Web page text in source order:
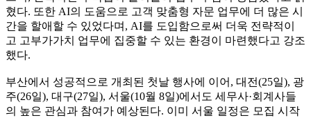
혔다. 또한 AI의 도움으로 고객 맞춤형 자문 업무에 더 많은 시
간을 할애할 수 있었다며, AI를 도입함으로써 더욱 전략적이
고 고부가가치 업무에 집중할 수 있는 환경이 마련했다고 강조
했다.
부산에서 성공적으로 개최된 첫날 행사에 이어, 대전(25일), 광
주(26일), 대구(27일), 서울(10월 8일)에서도 세무사·회계사들
의 높은 관심과 참여가 예상된다. 이미 서울 일정은 모집 시작